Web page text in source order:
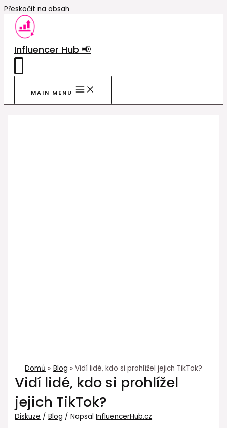
Přeskočit na obsah
Influencer Hub 📢
MAIN MENU
Domů Blog Vidí lidé, kdo si prohlížel jejich TikTok?
Vidí lidé, kdo si prohlížel
jejich TikTok?
Diskuze /Blog / NapsalInfluencerHub.cz